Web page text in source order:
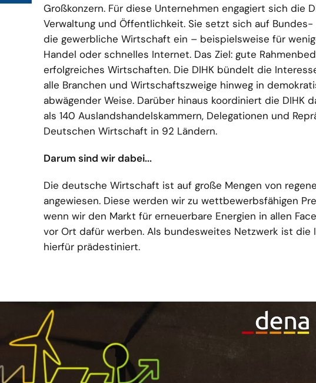
Großkonzern. Für diese Unternehmen engagiert sich die
Verwaltung und Öffentlichkeit. Sie setzt sich auf
die gewerbliche Wirtschaft ein – beispielsweise für
Handel oder schnelles Internet. Das Ziel: gute
erfolgreiches Wirtschaften. Die DIHK bündelt die
alle Branchen und Wirtschaftszweige hinweg in
abwägender Weise. Darüber hinaus koordiniert die DIHK
als 140 Auslandshandelskammern, Delegationen und
Deutschen Wirtschaft in 92 Ländern.
Darum sind wir dabei...
Die deutsche Wirtschaft ist auf große Mengen von
angewiesen. Diese werden wir zu wettbewerbsfähigen
wenn wir den Markt für erneuerbare Energien in allen
vor Ort dafür werben. Als bundesweites Netzwerk ist die
hierfür prädestiniert.